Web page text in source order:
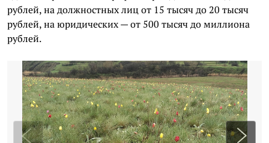
рублей, на должностных лиц от 15 тысяч до 20 тысяч
рублей, на юридических — от 500 тысяч до миллиона
рублей.